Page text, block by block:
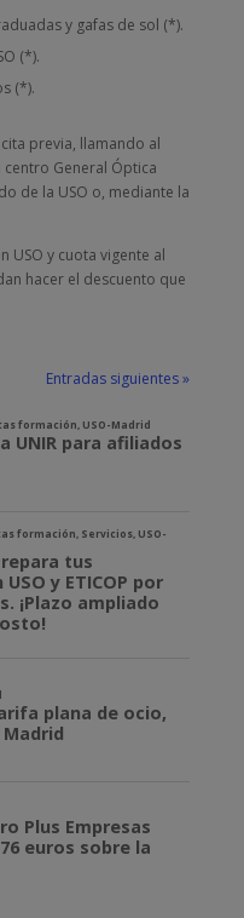
y gafas de sol (*).
(*).
(*).
previa, llamando al
General Óptica
de la USO o, mediante la
USO y cuota vigente al
hacer el descuento que
Entradas siguientes »